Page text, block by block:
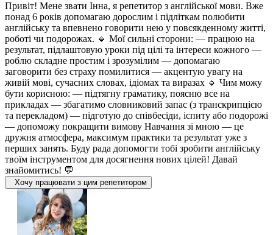
Привіт! Мене звати Інна, я репетитор з англійської мови. Вже
понад 6 років допомагаю дорослим і підліткам полюбити
англійську та впевнено говорити нею у повсякденному житті,
роботі чи подорожах. 🔹 Мої сильні сторони: — працюю на
результат, підлаштовую уроки під цілі та інтереси кожного —
роблю складне простим і зрозумілим — допомагаю
заговорити без страху помилитися — акцентую увагу на
живій мові, сучасних словах, ідіомах та виразах 🔹 Чим можу
бути корисною: — підтягну граматику, поясню все на
прикладах — збагатимо словниковий запас (з транскрипцією
та перекладом) — підготую до співбесіди, іспиту або подорожі
— допоможу покращити вимову Навчання зі мною — це
дружня атмосфера, максимум практики та результат уже з
перших занять. Буду рада допомогти тобі зробити англійську
твоїм інструментом для досягнення нових цілей! Давай
знайомитись! 💬
Хочу працювати з цим репетитором